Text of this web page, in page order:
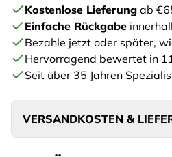
Kostenlose Lieferung ab
Einfache Rückgabe
Bezahle jetzt oder später,
Hervorragend bewertet in
Seit über 35 Jahren
VERSANDKOSTEN &